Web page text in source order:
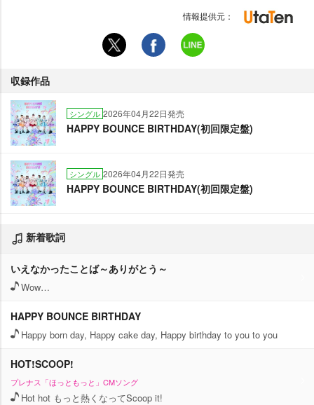
情報提供元：
収録作品
シングル 2026年04月22日発売
HAPPY BOUNCE BIRTHDAY(初回限定盤)
シングル 2026年04月22日発売
HAPPY BOUNCE BIRTHDAY(初回限定盤)
新着歌詞
いえなかったことば～ありがとう～
Wow…
HAPPY BOUNCE BIRTHDAY
Happy born day, Happy cake day, Happy birthday to you to you
HOT!SCOOP!
プレナス「ほっともっと」CMソング
Hot hot もっと熱くなってScoop it!